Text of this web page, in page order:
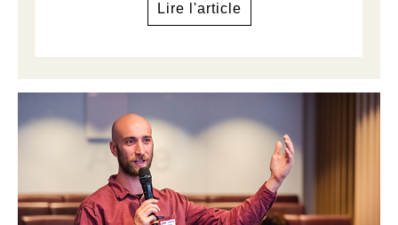
Lire l'article